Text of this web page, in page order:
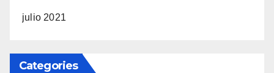
julio 2021
Categories